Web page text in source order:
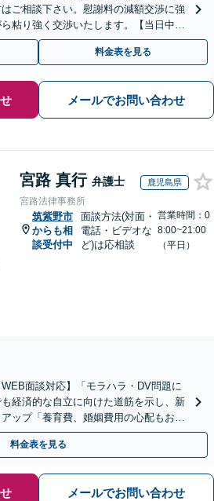
ご相談下さい。慰謝料の減額交渉に強
粘り強く交渉いたします。【当日中の
料金表を見る
メールでお問い合わせ
宮路 真行 弁護士 鹿児島県
宮路法律事務所
筑紫野市
からも相
談受付中
面談方法(対面・
電話・ビデオな
ど)は応相談
営業時間：0
8:00~21:00
（平日）
面談対応】「モラハラ・DV問題に
経済的な自立に向けた道筋を示し、新
ップ「養育費、婚姻費用の心配もお任
応【休日・夜間相談可】
料金表を見る
メールでお問い合わせ